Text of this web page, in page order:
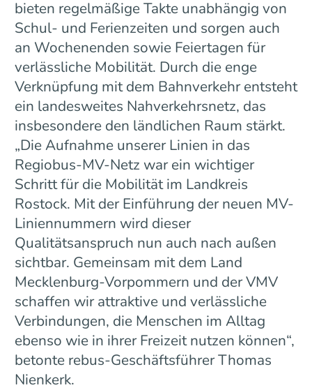
bieten regelmäßige Takte unabhängig von
Schul- und Ferienzeiten und sorgen auch
an Wochenenden sowie Feiertagen für
verlässliche Mobilität. Durch die enge
Verknüpfung mit dem Bahnverkehr entsteht
ein landesweites Nahverkehrsnetz, das
insbesondere den ländlichen Raum stärkt.
„Die Aufnahme unserer Linien in das
Regiobus-MV-Netz war ein wichtiger
Schritt für die Mobilität im Landkreis
Rostock. Mit der Einführung der neuen MV-
Liniennummern wird dieser
Qualitätsanspruch nun auch nach außen
sichtbar. Gemeinsam mit dem Land
Mecklenburg-Vorpommern und der VMV
schaffen wir attraktive und verlässliche
Verbindungen, die Menschen im Alltag
ebenso wie in ihrer Freizeit nutzen können“,
betonte rebus-Geschäftsführer Thomas
Nienkerk.